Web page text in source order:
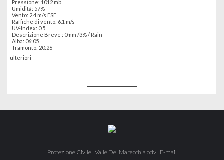
Pressione: 1012 mb
Umidità: 57%
Vento: 2.4 m/s ESE
Raffiche di vento: 6.1 m/s
UV-Index: 0.5
Descrizione Breve : 0mm /3%/ Rain
Alba: 06:05
Tramonto: 20:26
ulteriori
Protezione Civile “Valle Del Marecchia odv" E-mail